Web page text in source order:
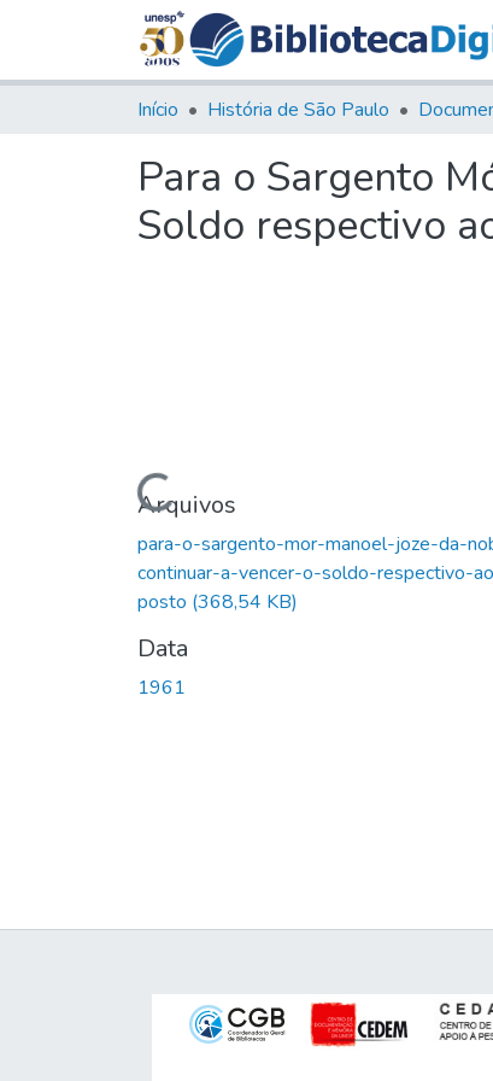
Início História de São Paulo
Para o Sargento
Soldo respectivo
Carregando...
Arquivos
para-o-sargento-mor-manoel-joze-da-
continuar-a-vencer-o-soldo-respectivo-
posto (368,54 KB)
Data
1961